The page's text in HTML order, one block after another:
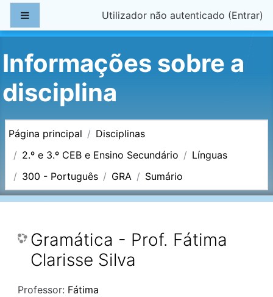
Ir para o conteúdo principal
Utilizador não autenticado (Entrar)
Informações sobre a
disciplina
Página principal
Disciplinas
2.º e 3.º CEB e Ensino Secundário
Línguas
300 - Português
GRA Sumário
Gramática - Prof. Fátima
Clarisse Silva
Professor: Fátima